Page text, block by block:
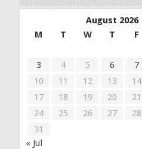
August 2026
M
T W T F
3
4 5 6 7
10
11 12 13 14
17
18 19 20 21
24
25 26 27 28
31
« Jul